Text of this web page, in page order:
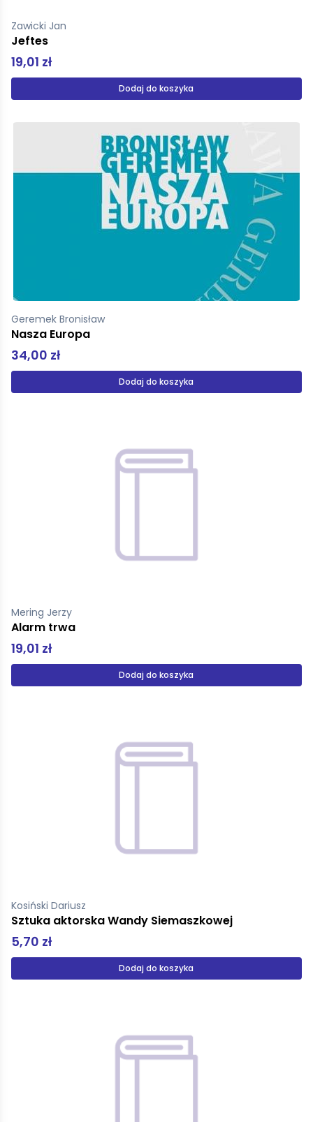
Zawicki Jan
Jeftes
19,01 zł
Dodaj do koszyka
Geremek Bronisław
Nasza Europa
34,00 zł
Dodaj do koszyka
Mering Jerzy
Alarm trwa
19,01 zł
Dodaj do koszyka
Kosiński Dariusz
Sztuka aktorska Wandy Siemaszkowej
5,70 zł
Dodaj do koszyka